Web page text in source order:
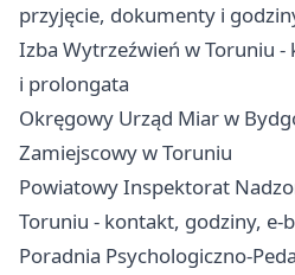
przyjęcie, dokumenty i
Izba Wytrzeźwień w Toruniu -
i prolongata
Okręgowy Urząd Miar w
Zamiejscowy w Toruniu
Powiatowy Inspektorat
Toruniu - kontakt, godziny, e-
Poradnia Psychologiczno-